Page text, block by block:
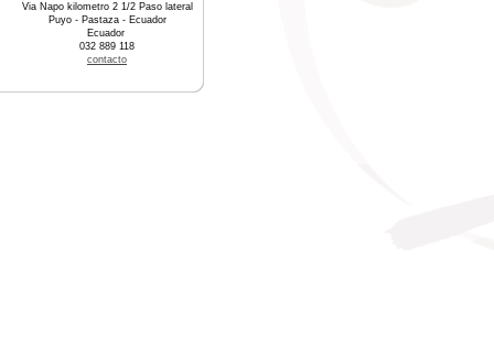
Via Napo kilometro 2 1/2 Paso lateral
Puyo - Pastaza - Ecuador
Ecuador
032 889 118
contacto